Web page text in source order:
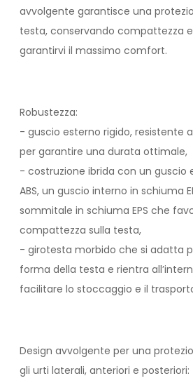
avvolgente garantisce una
testa, conservando compattezza
garantirvi il massimo comfort.
Robustezza:
- guscio esterno rigido, resistente
per garantire una durata ottimale,
- costruzione ibrida con un guscio
ABS, un guscio interno in schiuma
sommitale in schiuma EPS che
compattezza sulla testa,
- girotesta morbido che si adatta
forma della testa e rientra
facilitare lo stoccaggio e il
Design avvolgente per una
gli urti laterali, anteriori e posteriori: